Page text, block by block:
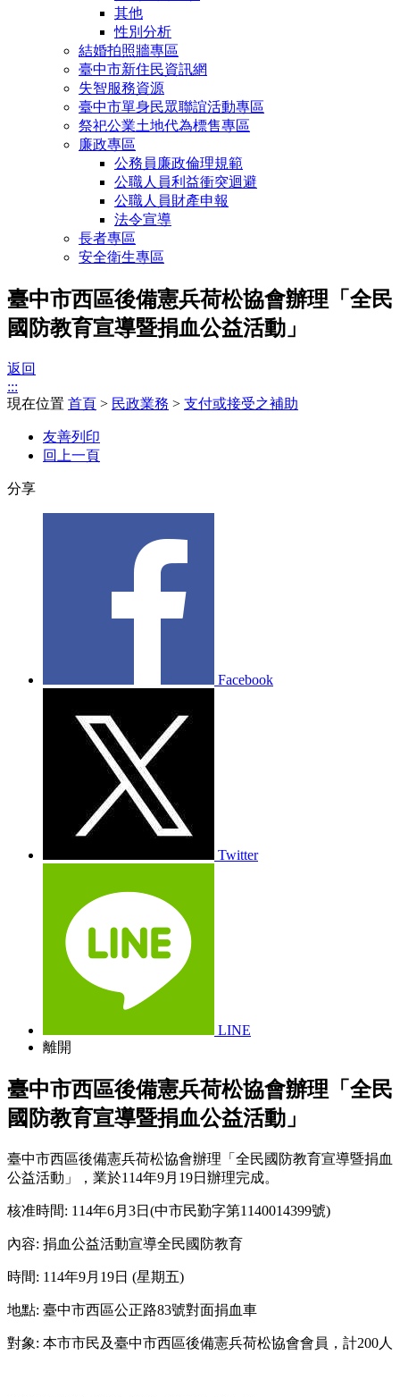
其他
性別分析
結婚拍照牆專區
臺中市新住民資訊網
失智服務資源
臺中市單身民眾聯誼活動專區
祭祀公業土地代為標售專區
廉政專區
公務員廉政倫理規範
公職人員利益衝突迴避
公職人員財產申報
法令宣導
長者專區
安全衛生專區
臺中市西區後備憲兵荷松協會辦理「全民
國防教育宣導暨捐血公益活動」
返回
:::
現在位置 首頁 > 民政業務 > 支付或接受之補助
友善列印
回上一頁
分享
Facebook
Twitter
LINE
離開
臺中市西區後備憲兵荷松協會辦理「全民
國防教育宣導暨捐血公益活動」
臺中市西區後備憲兵荷松協會辦理「全民國防教育宣導暨捐血
公益活動」，業於114年9月 19日辦理完成。
核准時間: 114年6月 3日 (中市民勤字第1140014399號)
內容: 捐血公益活動宣導全民國防教育
時間: 114年9月 19日 (星期五)
地點: 臺中市西區公正路83號對面捐血車
對象: 本市市民及臺中市西區後備憲兵荷松協會會員，計200人